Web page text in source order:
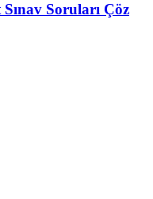
Soruları Çöz